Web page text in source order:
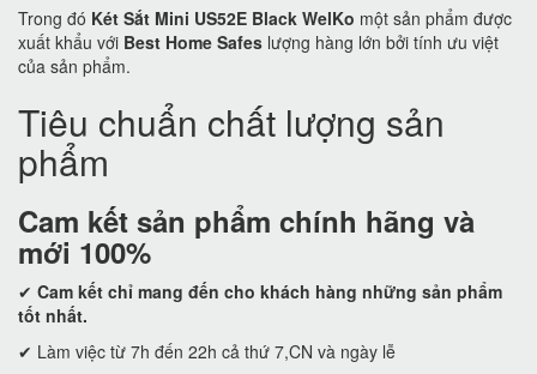
Trong đó Két Sắt Mini US52E Black WelKo một sản phẩm được
xuất khẩu với Best Home Safes lượng hàng lớn bởi tính ưu việt
của sản phẩm.
Tiêu chuẩn chất lượng sản
phẩm
Cam kết sản phẩm chính hãng và
mới 100%
✔ Cam kết chỉ mang đến cho khách hàng những sản phẩm
tốt nhất.
✔ Làm việc từ 7h đến 22h cả thứ 7,CN và ngày lễ